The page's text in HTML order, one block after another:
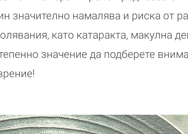
значително намалява и риска от
като катаракта, макулна
значение да подберете